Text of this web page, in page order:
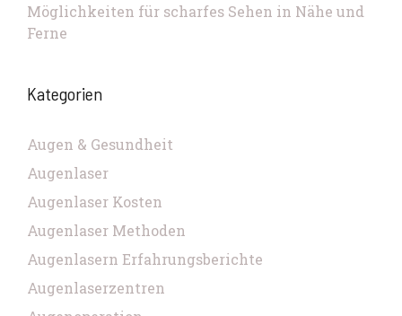
Möglichkeiten für scharfes Sehen in Nähe und
Ferne
Kategorien
Augen & Gesundheit
Augenlaser
Augenlaser Kosten
Augenlaser Methoden
Augenlasern Erfahrungsberichte
Augenlaserzentren